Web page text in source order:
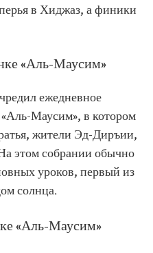
в Хиджаз, а финики
«Аль-Маусим»
ежедневное
Маусим», в котором
жители Эд-Диръии,
этом собрании обычно
уроков, первый из
солнца.
«Аль-Маусим»